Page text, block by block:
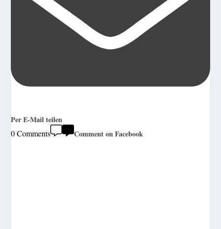
Per E-Mail teilen
0 Comments
Comment on Facebook